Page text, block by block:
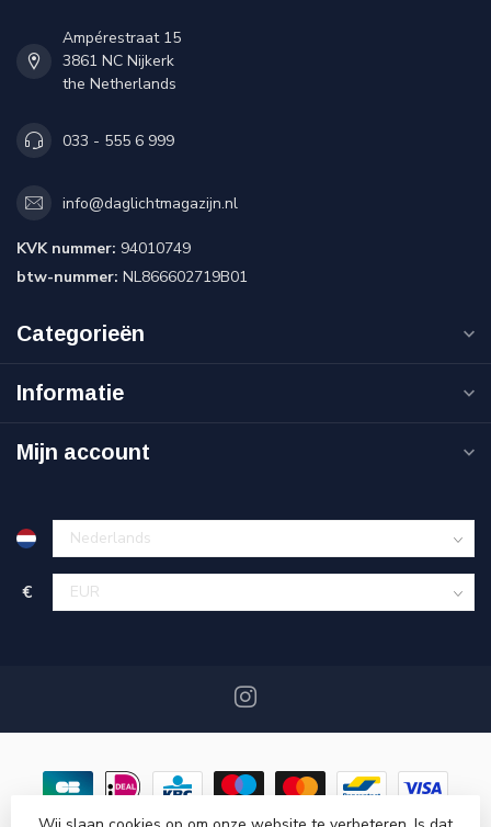
Ampérestraat 15
3861 NC Nijkerk
the Netherlands
033 - 555 6 999
info@daglichtmagazijn.nl
KVK nummer: 94010749
btw-nummer: NL866602719B01
Categorieën
Informatie
Mijn account
€